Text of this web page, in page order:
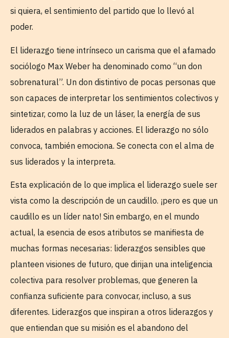
si quiera, el sentimiento del partido que lo llevó al
poder.
El liderazgo tiene intrínseco un carisma que el afamado
sociólogo Max Weber ha denominado como “un don
sobrenatural”. Un don distintivo de pocas personas que
son capaces de interpretar los sentimientos colectivos y
sintetizar, como la luz de un láser, la energía de sus
liderados en palabras y acciones. El liderazgo no sólo
convoca, también emociona. Se conecta con el alma de
sus liderados y la interpreta.
Esta explicación de lo que implica el liderazgo suele ser
vista como la descripción de un caudillo. ¡pero es que un
caudillo es un líder nato! Sin embargo, en el mundo
actual, la esencia de esos atributos se manifiesta de
muchas formas necesarias: liderazgos sensibles que
planteen visiones de futuro, que dirijan una inteligencia
colectiva para resolver problemas, que generen la
confianza suficiente para convocar, incluso, a sus
diferentes. Liderazgos que inspiran a otros liderazgos y
que entiendan que su misión es el abandono del